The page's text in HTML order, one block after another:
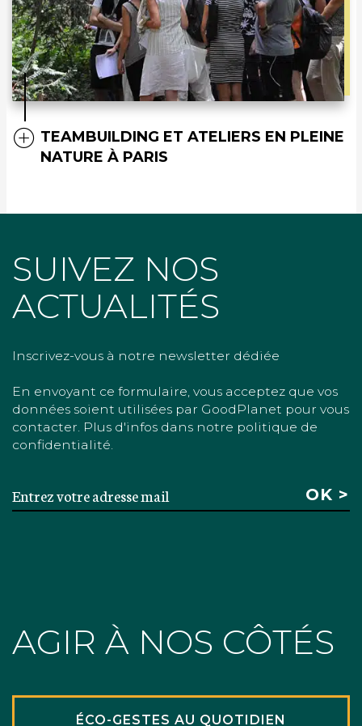
TEAMBUILDING ET ATELIERS EN PLEINE
NATURE À PARIS
SUIVEZ NOS
ACTUALITÉS
Inscrivez-vous à notre newsletter dédiée
En envoyant ce formulaire, vous acceptez que vos
données soient utilisées par GoodPlanet pour vous
contacter. Plus d'infos dans notre politique de
confidentialité.
AGIR À NOS CÔTÉS
ÉCO-GESTES AU QUOTIDIEN